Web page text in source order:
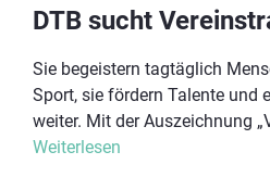
Sie begeistern tagtäglich
Sport, sie fördern Talente und
weiter. Mit der Auszeichnung
Jahres“ würdigt der DTB seit
Weiterlesen